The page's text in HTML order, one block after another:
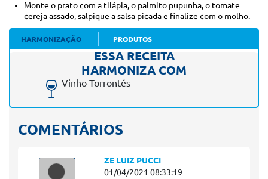
Monte o prato com a tilápia, o palmito pupunha, o tomate
cereja assado, salpique a salsa picada e finalize com o molho.
HARMONIZAÇÃO PRODUTOS
ESSA RECEITA
HARMONIZA COM
Vinho Torrontés
COMENTÁRIOS
ZE LUIZ PUCCI
01/04/2021 08:33:19